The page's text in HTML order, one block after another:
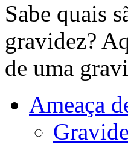
Sabe quais
gravidez?
de uma
Ameaça